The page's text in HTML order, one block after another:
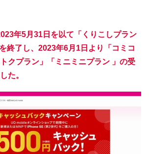
年5月31日を以て「くりこしプラン
終了し、2023年6月1日より「コミコ
クプラン」「ミニミニプラン 」の受
た。